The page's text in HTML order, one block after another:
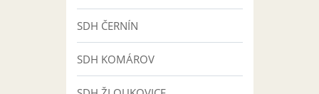
SDH ČERNÍN
SDH KOMÁROV